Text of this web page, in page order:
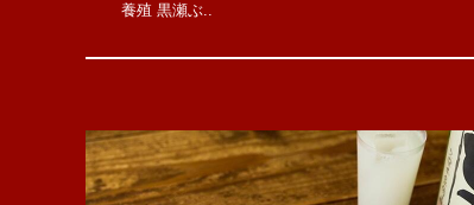
養殖 黒瀬ぶ..